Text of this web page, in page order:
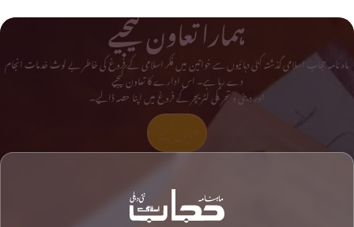
ہمارا تعاون کیجیے
ماہ نامہ حجاب اسلامی گذشتہ کئی دہائیوں سے خواتین میں فکر اسلامی کے فروغ کی خاطر بے لوث خدمات انجام
دے رہا ہے۔ اس ادارے کا تعاون کیجیے
اور دینی و تحریکی لٹریچر کے فروغ میں اپنا حصہ ڈالیے۔